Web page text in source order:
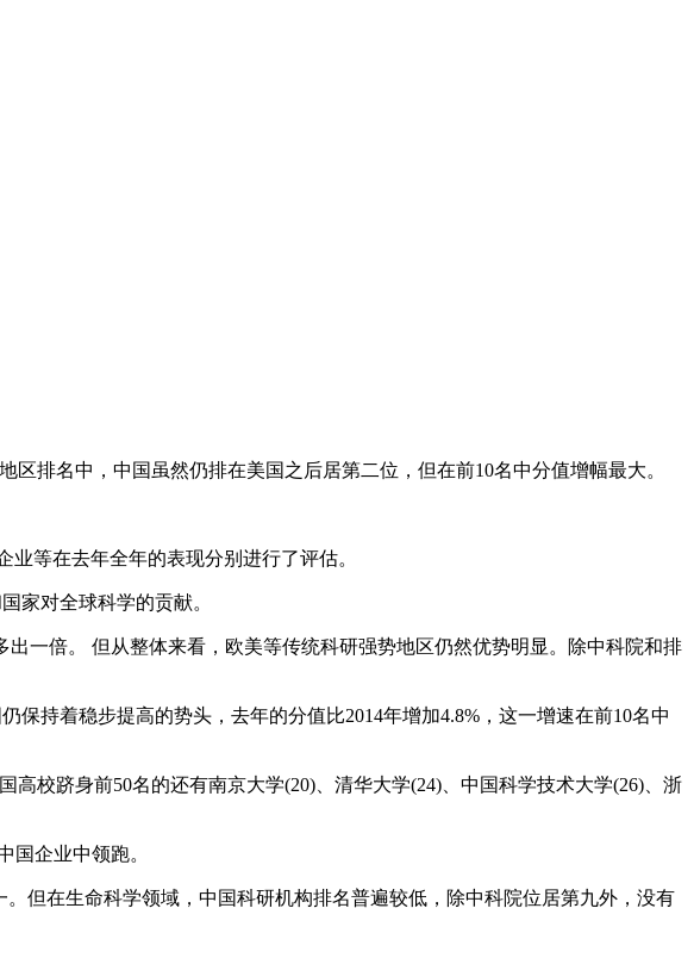
排名中，中国虽然仍排在美国之后居第二位，但在前10名中分值增幅最大。
等在去年全年的表现分别进行了评估。
家对全球科学的贡献。
一倍。 但从整体来看，欧美等传统科研强势地区仍然优势明显。除中科院和排
持着稳步提高的势头，去年的分值比2014年增加4.8%，这一增速在前10名中
校跻身前50名的还有南京大学(20)、清华大学(24)、中国科学技术大学(26)、浙
国企业中领跑。
但在生命科学领域，中国科研机构排名普遍较低，除中科院位居第九外，没有